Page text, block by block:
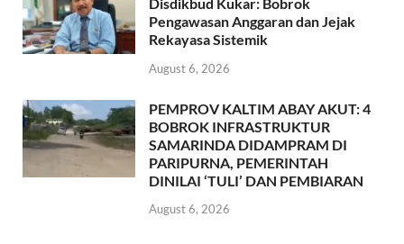
Pengawasan Anggaran dan Jejak
Rekayasa Sistemik
August 6, 2026
PEMPROV KALTIM ABAY AKUT: 4
BOBROK INFRASTRUKTUR
SAMARINDA DIDAMPRAM DI
PARIPURNA, PEMERINTAH
DINILAI ‘TULI’ DAN PEMBIARAN
August 6, 2026